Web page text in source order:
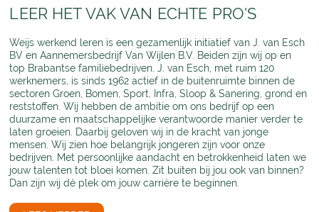
LEER HET VAK VAN ECHTE PRO'S
Weijs werkend leren is een gezamenlijk initiatief van J. van Esch
BV en Aannemersbedrijf Van Wijlen B.V. Beiden zijn wij op en
top Brabantse familiebedrijven. J. van Esch, met ruim 120
werknemers, is sinds 1962 actief in de buitenruimte binnen de
sectoren Groen, Bomen, Sport, Infra, Sloop & Sanering, grond en
reststoffen. Wij hebben de ambitie om ons bedrijf op een
duurzame en maatschappelijke verantwoorde manier verder te
laten groeien. Daarbij geloven wij in de kracht van jonge
mensen. Wij zien hoe belangrijk jongeren zijn voor onze
bedrijven. Met persoonlijke aandacht en betrokkenheid laten we
jouw talenten tot bloei komen. Zit buiten bij jou ook van binnen?
Dan zijn wij dé plek om jouw carrière te beginnen.